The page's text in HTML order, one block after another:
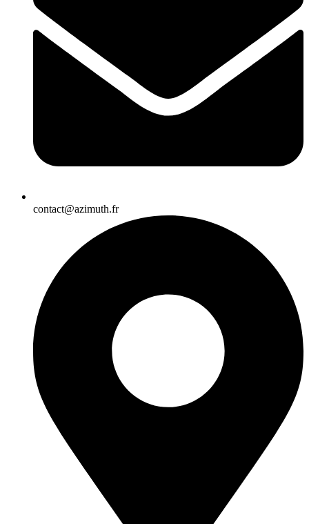
contact@azimuth.fr